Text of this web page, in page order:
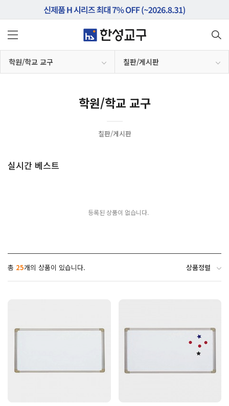
학원/학교 교구 칠판/게시판
학원/학교 교구
칠판/게시판
실시간 베스트
등록된 상품이 없습니다.
총 25개의 상품이 있습니다. 상품정렬